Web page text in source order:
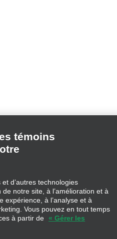
témoins
notre site, à l’amélioration et à
expérience, à l’analyse et à
Vous pouvez en tout
à partir de « Gérer les